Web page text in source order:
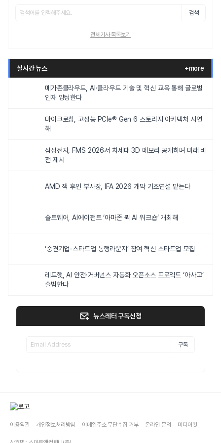
검색
전체기사 목록보기
실시간 뉴스 +more
메가존클라우드, AI·클라우드 기술 및 혁신 교육 통해 글로벌
인재 양성한다
마이크로칩, 고성능 PCIe® Gen 6 스토리지 아키텍처 시연
해
삼성전자, FMS 2026서 차세대 3D 메모리 공개하며 미래 비
전 제시
AMD 잭 후인 부사장, IFA 2026 개막 기조연설 맡는다
솔트웨어, AI에이전트 ‘아마존 퀵 AI 워크숍’ 개최해
‘중견기업-스타트업 동행라운지’ 참여 혁신 스타트업 모집
레드햇, AI 안전·거버넌스 자동화 오픈소스 프로젝트 ‘아사고’
출범한다
뉴스레터 구독신청
구독
이용약관 개인정보처리방침 이메일주소 무단수집 거부 온라인 문의 미디어킷